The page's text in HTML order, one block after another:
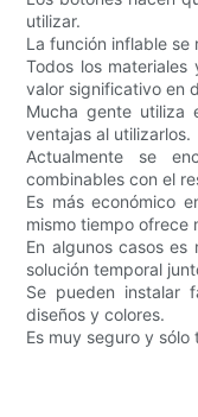
utilizar.
La función inflable se
Todos los materiales
valor significativo en
Mucha gente utiliza
ventajas al utilizarlos.
Actualmente se
combinables con el
Es más económico
mismo tiempo ofrece
En algunos casos
solución temporal
Se pueden instalar
diseños y colores.
Es muy seguro y